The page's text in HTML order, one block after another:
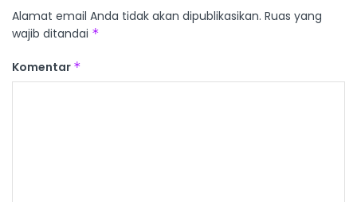
Alamat email Anda tidak akan dipublikasikan. Ruas yang
wajib ditandai *
Komentar *